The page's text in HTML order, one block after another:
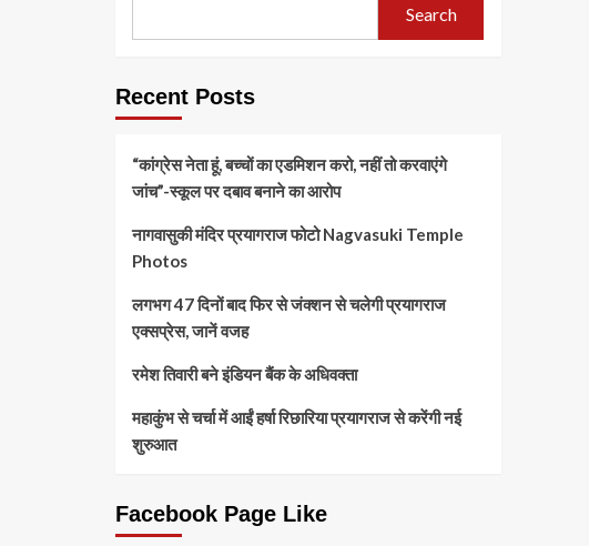
Search
Recent Posts
“कांग्रेस नेता हूं, बच्चों का एडमिशन करो, नहीं तो करवाएंगे
जांच”-स्कूल पर दबाव बनाने का आरोप
नागवासुकी मंदिर प्रयागराज फोटो Nagvasuki Temple
Photos
लगभग 47 दिनों बाद फिर से जंक्शन से चलेगी प्रयागराज
एक्सप्रेस, जानें वजह
रमेश तिवारी बने इंडियन बैंक के अधिवक्ता
महाकुंभ से चर्चा में आईं हर्षा रिछारिया प्रयागराज से करेंगी नई
शुरुआत
Facebook Page Like